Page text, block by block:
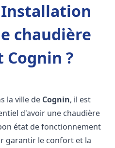
Installation
chaudière
Cognin ?
la ville de Cognin, il est
d'avoir une chaudière
état de fonctionnement
garantir le confort et la